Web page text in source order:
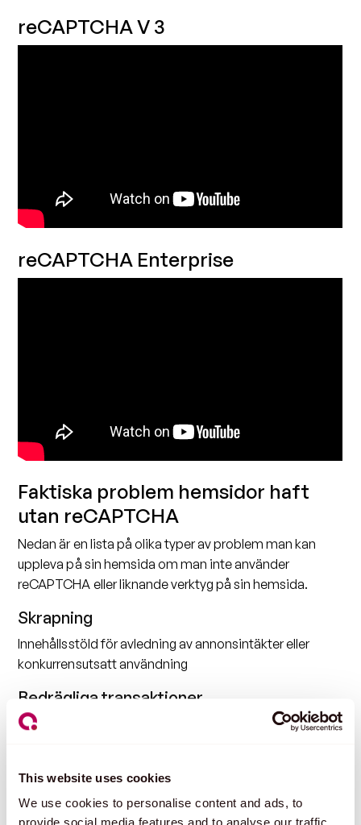
This website uses cookies
We use cookies to personalise content and ads, to
reCAPTCHA V 3
reCAPTCHA Enterprise
Faktiska problem hemsidor haft
utan reCAPTCHA
Nedan är en lista på olika typer av problem man kan
uppleva på sin hemsida om man inte använder
reCAPTCHA eller liknande verktyg på sin hemsida.
Skrapning
Innehållsstöld för avledning av annonsintäkter eller
konkurrensutsatt användning
Bedrägliga transaktioner
Köp av varor eller presentkort med stulna kreditkort
Behörighetsfyllning för att validera stulna konton
Syntetiska konton